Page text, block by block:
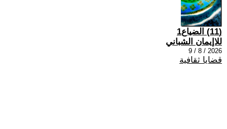
(11) الضياع1
للاإيمان الشباني
2026 / 8 / 9
قضايا ثقافية